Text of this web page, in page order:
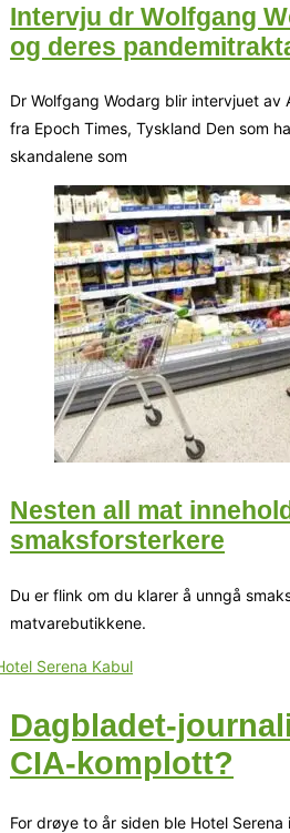
Intervju dr Wolfgang
og deres
Dr Wolfgang Wodarg blir intervjuet av
fra Epoch Times, Tyskland Den som
skandalene som
Nesten all mat
smaksforsterkere
Du er flink om du klarer å unngå
matvarebutikkene.
Dagbladet-
CIA-komplott?
For drøye to år siden ble Hotel